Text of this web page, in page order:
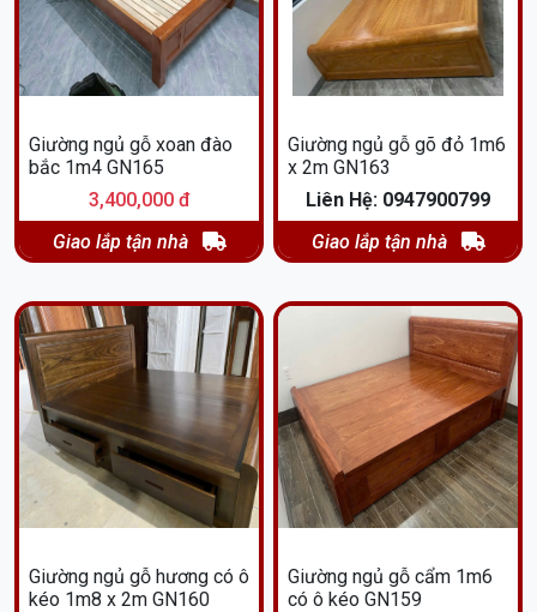
Giường ngủ gỗ xoan đào
bắc 1m4 GN165
3,400,000 đ
Giao lắp tận nhà
Giường ngủ gỗ gõ đỏ 1m6
x 2m GN163
Liên Hệ: 0947900799
Giao lắp tận nhà
Giường ngủ gỗ hương có ô
kéo 1m8 x 2m GN160
Giường ngủ gỗ cẩm 1m6
có ô kéo GN159